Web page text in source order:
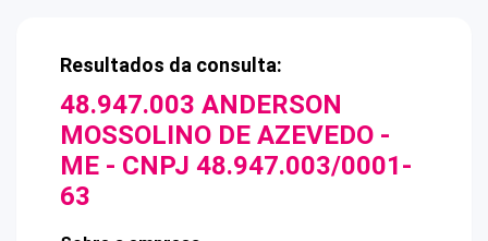
Resultados da consulta:
48.947.003 ANDERSON
MOSSOLINO DE AZEVEDO -
ME - CNPJ 48.947.003/0001-
63